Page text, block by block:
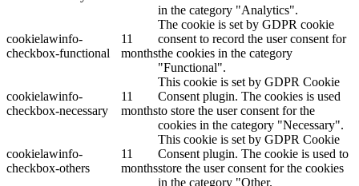
in the category "Analytics".
cookielawinfo-
checkbox-functional
11
months
The cookie is set by GDPR cookie
consent to record the user consent for
the cookies in the category
"Functional".
cookielawinfo-
checkbox-necessary
11
months
This cookie is set by GDPR Cookie
Consent plugin. The cookies is used
to store the user consent for the
cookies in the category "Necessary".
cookielawinfo-
checkbox-others
11
months
This cookie is set by GDPR Cookie
Consent plugin. The cookie is used to
store the user consent for the cookies
in the category "Other.